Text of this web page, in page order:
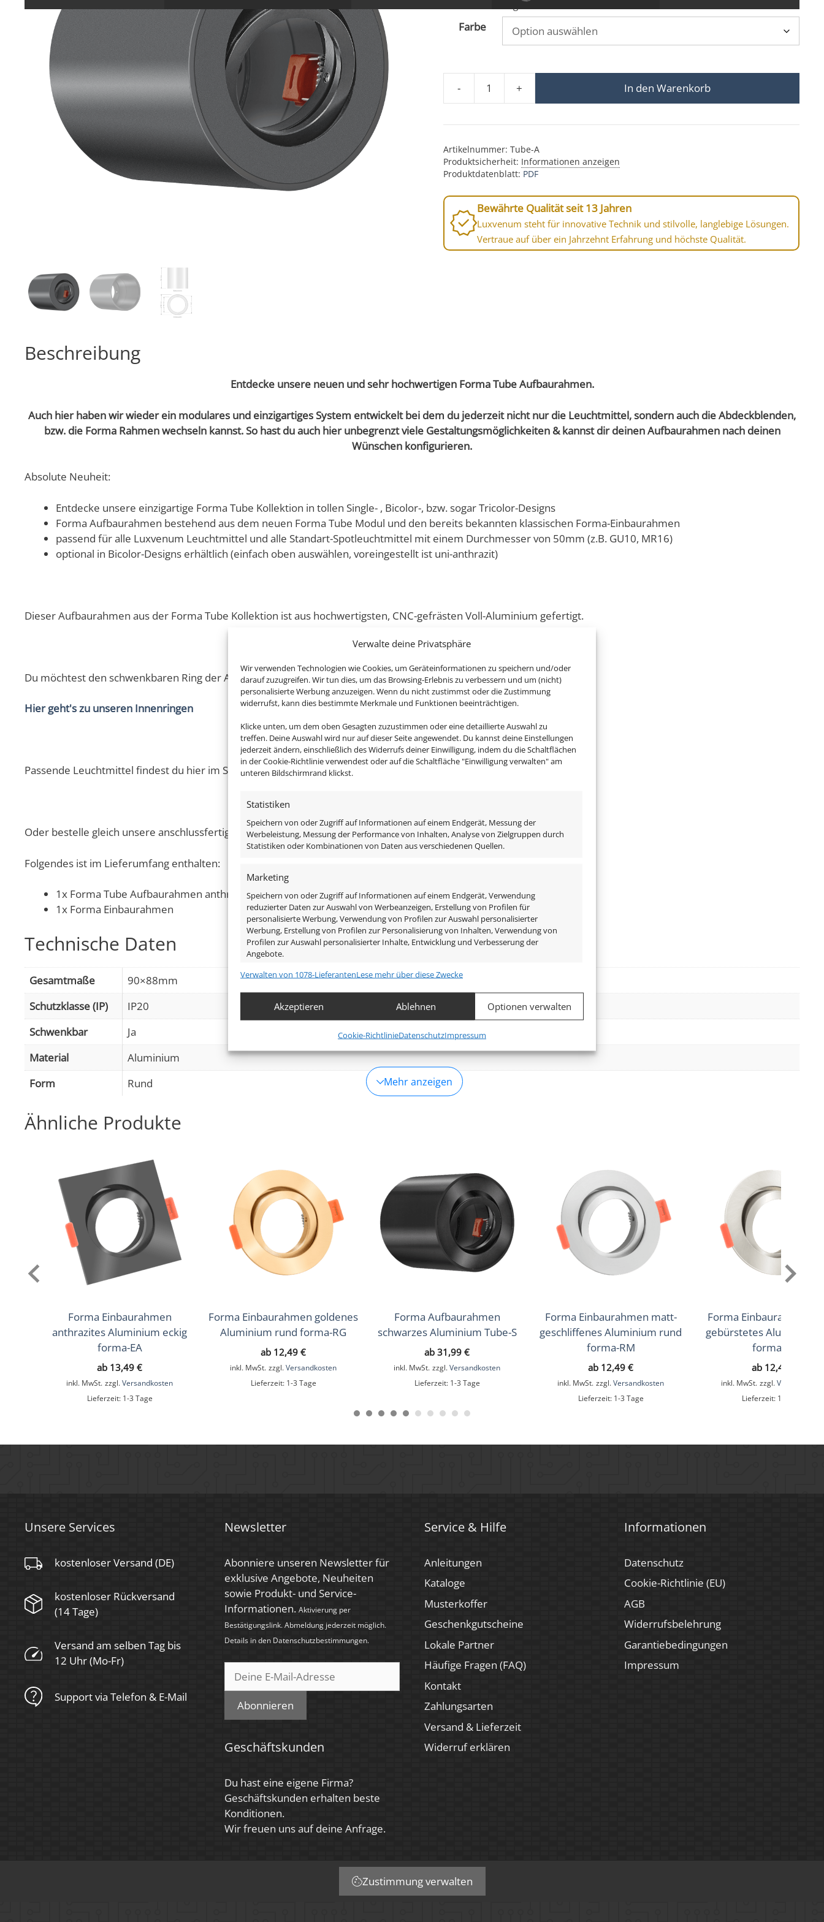
Verwalte deine Privatsphäre
Wir verwenden Technologien wie Cookies, um Geräteinformationen zu speichern und/oder
darauf zuzugreifen. Wir tun dies, um das Browsing-Erlebnis zu verbessern und um (nicht)
personalisierte Werbung anzuzeigen. Wenn du nicht zustimmst oder die Zustimmung
widerrufst, kann dies bestimmte Merkmale und Funktionen beeinträchtigen.
Klicke unten, um dem oben Gesagten zuzustimmen oder eine detaillierte Auswahl zu
treffen. Deine Auswahl wird nur auf dieser Seite angewendet. Du kannst deine Einstellungen
jederzeit ändern, einschließlich des Widerrufs deiner Einwilligung, indem du die Schaltflächen
in der Cookie-Richtlinie verwendest oder auf die Schaltfläche "Einwilligung verwalten" am
unteren Bildschirmrand klickst.
Statistiken
Speichern von oder Zugriff auf Informationen auf einem Endgerät, Messung der
Werbeleistung, Messung der Performance von Inhalten, Analyse von Zielgruppen durch
Statistiken oder Kombinationen von Daten aus verschiedenen Quellen.
Marketing
Speichern von oder Zugriff auf Informationen auf einem Endgerät, Verwendung
reduzierter Daten zur Auswahl von Werbeanzeigen, Erstellung von Profilen für
personalisierte Werbung, Verwendung von Profilen zur Auswahl personalisierter
Werbung, Erstellung von Profilen zur Personalisierung von Inhalten, Verwendung von
Profilen zur Auswahl personalisierter Inhalte, Entwicklung und Verbesserung der
Angebote.
Abgleichung und Kombination von Daten aus unterschiedlichen Quellen,
Verknüpfung verschiedener Endgeräte, Identifikation von Endgeräten
Gewährleistung der Sicherheit, Verhinderung und Aufdeckung von
Betrug und Fehlerbehebung, Bereitstellung und Anzeige von
Immer aktiv
Verwalten von 1078-LieferantenLese mehr über diese Zwecke
Akzeptieren Ablehnen Optionen verwalten
Cookie-RichtlinieDatenschutzImpressum
1-3 Tage
Farbe
-
Forma Aufbaurahmen anthrazites Aluminium Tube-A Menge
+ In den Warenkorb
Artikelnummer: Tube-A
Produktsicherheit: Informationen anzeigen
Produktdatenblatt: PDF
Bewährte Qualität seit 13 Jahren
Luxvenum steht für innovative Technik und stilvolle, langlebige Lösungen.
Vertraue auf über ein Jahrzehnt Erfahrung und höchste Qualität.
Beschreibung
Entdecke unsere neuen und sehr hochwertigen Forma Tube Aufbaurahmen.
Auch hier haben wir wieder ein modulares und einzigartiges System entwickelt bei dem du jederzeit nicht nur die Leuchtmittel, sondern auch die Abdeckblenden,
bzw. die Forma Rahmen wechseln kannst. So hast du auch hier unbegrenzt viele Gestaltungsmöglichkeiten & kannst dir deinen Aufbaurahmen nach deinen
Wünschen konfigurieren.
Absolute Neuheit:
Entdecke unsere einzigartige Forma Tube Kollektion in tollen Single- , Bicolor-, bzw. sogar Tricolor-Designs
Forma Aufbaurahmen bestehend aus dem neuen Forma Tube Modul und den bereits bekannten klassischen Forma-Einbaurahmen
passend für alle Luxvenum Leuchtmittel und alle Standart-Spotleuchtmittel mit einem Durchmesser von 50mm (z.B. GU10, MR16)
optional in Bicolor-Designs erhältlich (einfach oben auswählen, voreingestellt ist uni-anthrazit)
Dieser Aufbaurahmen aus der Forma Tube Kollektion ist aus hochwertigsten, CNC-gefrästen Voll-Aluminium gefertigt.
Du möchtest den schwenkbaren Ring der Abdeckblende auch noch in einer anderen Farbe haben?
Hier geht's zu unseren Innenringen
Passende Leuchtmittel findest du hier im Shop!
Oder bestelle gleich unsere anschlussfertigen Komplett-Sets und spare bares Geld!
Folgendes ist im Lieferumfang enthalten:
1x Forma Tube Aufbaurahmen anthrazit matt
1x Forma Einbaurahmen
Technische Daten
Gesamtmaße
90×88mm
Schutzklasse (IP)
IP20
Schwenkbar
Ja
Material
Aluminium
Form
Rund
Luxvenum
Herstellergarantie
6 Jahre
Mehr anzeigen
Ähnliche Produkte
Forma Einbaurahmen
anthrazites Aluminium eckig
forma-EA
ab 13,49 €
inkl. MwSt. zzgl. Versandkosten
Lieferzeit: 1-3 Tage
Forma Einbaurahmen goldenes
Aluminium rund forma-RG
ab 12,49 €
inkl. MwSt. zzgl. Versandkosten
Lieferzeit: 1-3 Tage
Forma Aufbaurahmen
schwarzes Aluminium Tube-S
ab 31,99 €
inkl. MwSt. zzgl. Versandkosten
Lieferzeit: 1-3 Tage
Forma Einbaurahmen matt-
geschliffenes Aluminium rund
forma-RM
ab 12,49 €
inkl. MwSt. zzgl. Versandkosten
Lieferzeit: 1-3 Tage
Forma Einbaurahmen
gebürstetes Aluminium
forma-RE
ab 12,49
inkl. MwSt. zzgl.
Lieferzeit: 1-3 Tage
Unsere Services
kostenloser Versand (DE)
kostenloser Rückversand
(14 Tage)
Versand am selben Tag bis
12 Uhr (Mo-Fr)
Support via Telefon & E-Mail
Newsletter
Abonniere unseren Newsletter für
exklusive Angebote, Neuheiten
sowie Produkt- und Service-
Informationen. Aktivierung per
Bestätigungslink. Abmeldung jederzeit möglich.
Details in den Datenschutzbestimmungen.
Abonnieren
Geschäftskunden
Du hast eine eigene Firma?
Geschäftskunden erhalten beste
Konditionen.
Wir freuen uns auf deine Anfrage.
Service & Hilfe
Anleitungen
Kataloge
Musterkoffer
Geschenkgutscheine
Lokale Partner
Häufige Fragen (FAQ)
Kontakt
Zahlungsarten
Versand & Lieferzeit
Widerruf erklären
Informationen
Datenschutz
Cookie-Richtlinie (EU)
AGB
Widerrufsbelehrung
Garantiebedingungen
Impressum
Zustimmung verwalten